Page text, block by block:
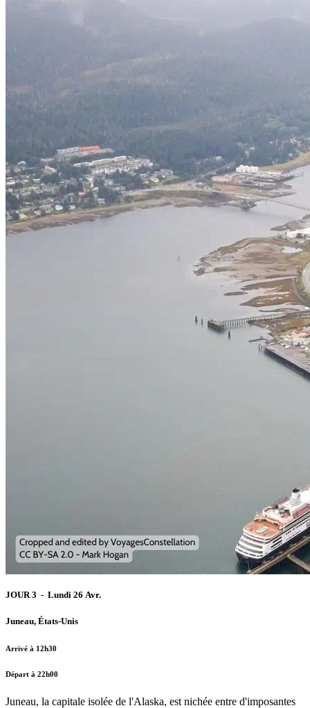
JOUR 3 - Lundi 26 Avr.
Juneau, États-Unis
Arrivé à 12h30
Départ à 22h00
Juneau, la capitale isolée de l'Alaska, est nichée entre d'imposantes